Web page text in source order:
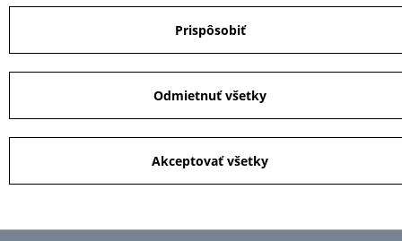
Prispôsobiť
Odmietnuť všetky
Akceptovať všetky